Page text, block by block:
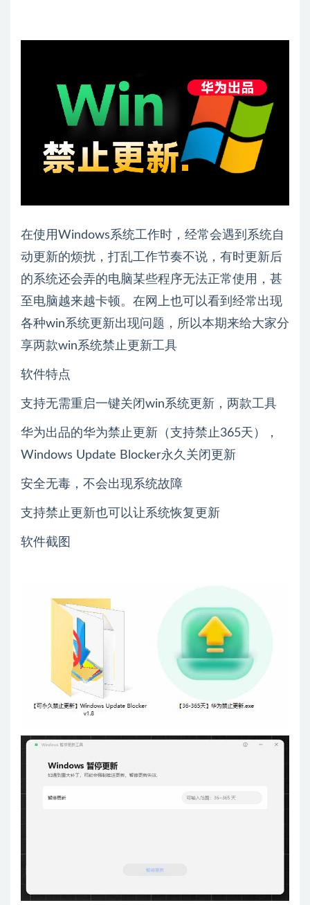
在使用Windows系统工作时，经常会遇到系统自
动更新的烦扰，打乱工作节奏不说，有时更新后
的系统还会弄的电脑某些程序无法正常使用，甚
至电脑越来越卡顿。在网上也可以看到经常出现
各种win系统更新出现问题，所以本期来给大家分
享两款win系统禁止更新工具
软件特点
支持无需重启一键关闭win系统更新，两款工具
华为出品的华为禁止更新（支持禁止365天），
Windows Update Blocker永久关闭更新
安全无毒，不会出现系统故障
支持禁止更新也可以让系统恢复更新
软件截图